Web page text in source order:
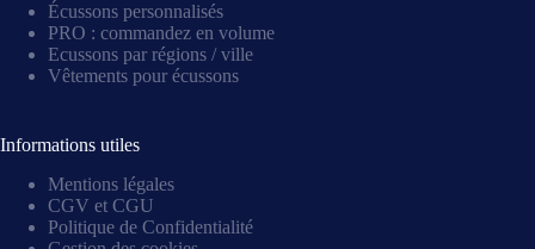
Écussons personnalisés
PRO : commandez en volume
Ecussons par régions / ville
Vêtements pour écussons
Informations utiles
Mentions légales
CGV et CGU
Politique de Confidentialité